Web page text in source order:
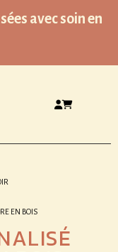
avec soin en
EN BOIS